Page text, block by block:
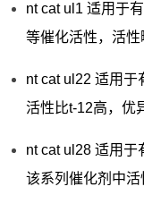
nt cat ul1 适用于
等催化活性，活性
nt cat ul22 适用于
活性比t-12高，优
nt cat ul28 适用于
该系列催化剂中活